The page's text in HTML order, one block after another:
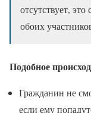
отсутствует,
обоих
Подобное
Гражданин не
если ему